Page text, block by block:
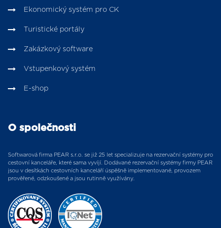
Ekonomický systém pro CK
Turistické portály
Zakázkový software
Vstupenkový systém
E-shop
O společnosti
Softwarová firma PEAR s.r.o. se již 25 let specializuje na rezervační systémy pro
cestovní kanceláře, které sama vyvíjí. Dodávané rezervační systémy firmy PEAR
jsou v desítkách cestovních kanceláří úspěšně implementované, provozem
prověřené, odzkoušené a jsou rutinně využívány.